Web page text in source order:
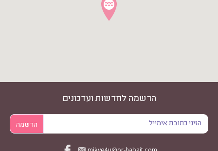
הרשמה לחדשות ועדכונים